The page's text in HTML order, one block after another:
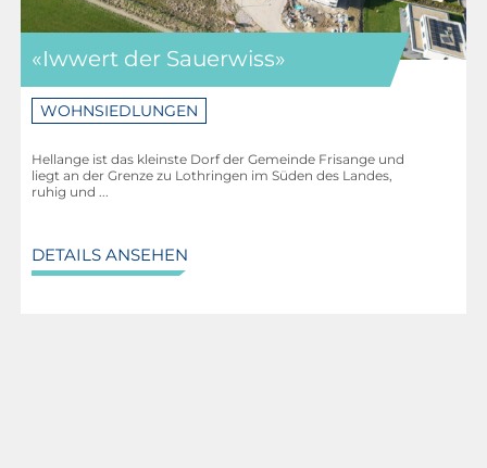
«Iwwert der Sauerwiss»
WOHNSIEDLUNGEN
Hellange ist das kleinste Dorf der Gemeinde Frisange und
liegt an der Grenze zu Lothringen im Süden des Landes,
ruhig und ...
DETAILS ANSEHEN